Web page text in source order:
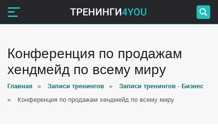
Конференция по продажам
хендмейд по всему миру
Главная » Записи тренингов » Записи тренингов - Бизнес
» Конференция по продажам хендмейд по всему миру